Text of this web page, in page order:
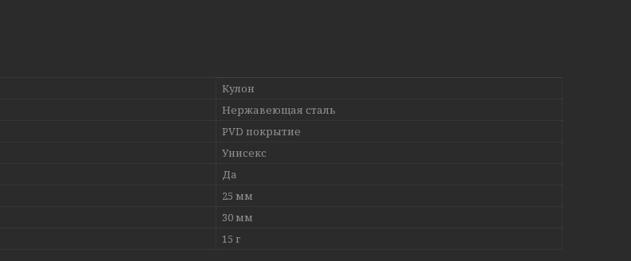
Кулон
Нержавеющая сталь
PVD покрытие
Унисекс
Да
25 мм
30 мм
15 г